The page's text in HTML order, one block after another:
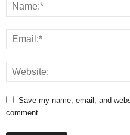
Save my name, email, and
comment.